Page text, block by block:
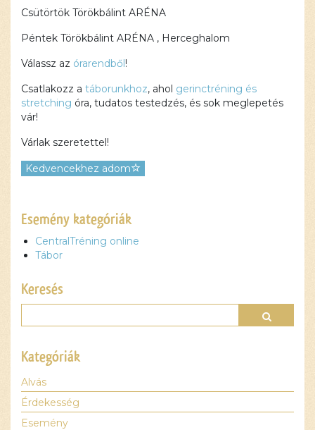
Csütörtök Törökbálint ARÉNA
Péntek Törökbálint ARÉNA , Herceghalom
Válassz az órarendből!
Csatlakozz a táborunkhoz, ahol gerinctréning és
stretching óra, tudatos testedzés, és sok meglepetés
vár!
Várlak szeretettel!
Kedvencekhez adom
Ez a
blokkolva
van, amíg
fogadod a
szükséges
és
betöltöm
Esemény kategóriák
CentralTréning online
Tábor
Keresés
Kategóriák
Alvás
Érdekesség
Esemény